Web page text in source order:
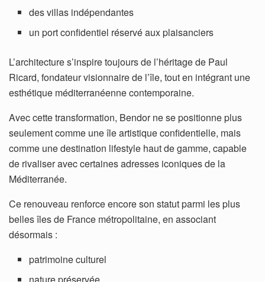
des villas indépendantes
un port confidentiel réservé aux plaisanciers
L’architecture s’inspire toujours de l’héritage de Paul
Ricard, fondateur visionnaire de l’île, tout en intégrant une
esthétique méditerranéenne contemporaine.
Avec cette transformation, Bendor ne se positionne plus
seulement comme une île artistique confidentielle, mais
comme une destination lifestyle haut de gamme, capable
de rivaliser avec certaines adresses iconiques de la
Méditerranée.
Ce renouveau renforce encore son statut parmi les plus
belles îles de France métropolitaine, en associant
désormais :
patrimoine culturel
nature préservée